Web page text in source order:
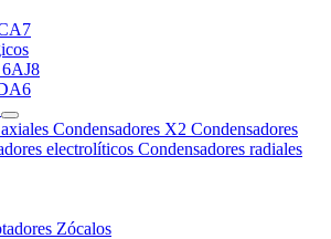
Condensadores X2 Condensadores
electrolíticos Condensadores radiales
Zócalos